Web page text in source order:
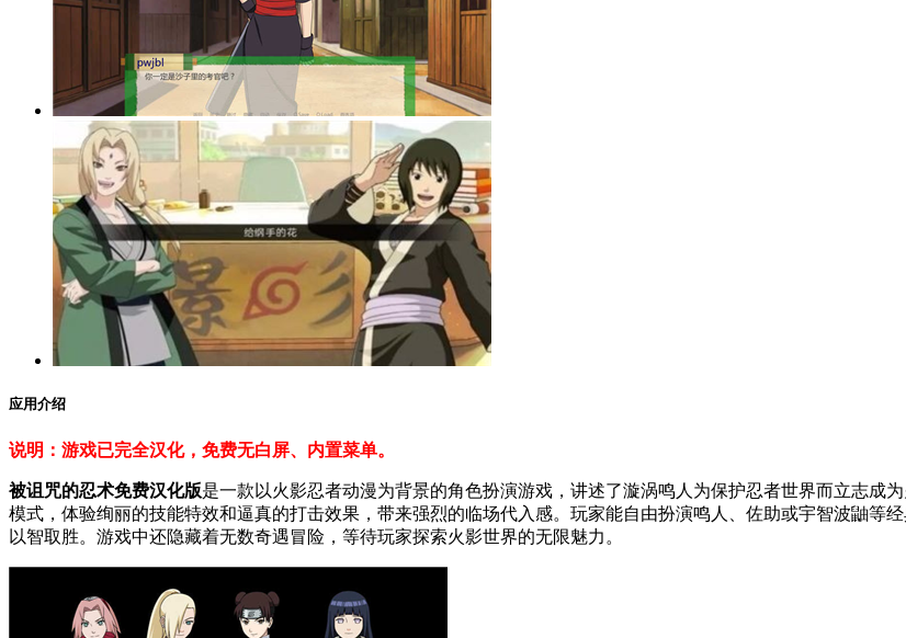
应用介绍
说明：游戏已完全汉化，免费无白屏、内置菜单。
被诅咒的忍术免费汉化版是一款以火影忍者动漫为背景的角色扮演游戏，讲述了漩涡鸣人为保护忍者世界而立志成
模式，体验绚丽的技能特效和逼真的打击效果，带来强烈的临场代入感。玩家能自由扮演鸣人、佐助或宇智波鼬等
以智取胜。游戏中还隐藏着无数奇遇冒险，等待玩家探索火影世界的无限魅力。